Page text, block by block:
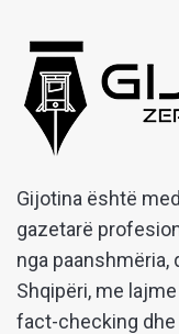
Gijotina është
gazetarë
nga
Shqipëri, me
fact-checking dhe